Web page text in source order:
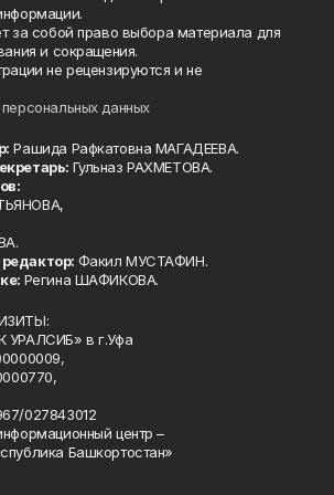
за собой право выбора материала для
и сокращения.
не рецензируются и не
данных
Рашида Рафкатовна МАГАДЕЕВА.
Гульназ РАХМЕТОВА.
Факил МУСТАФИН.
Регина ШАФИКОВА.
УРАЛСИБ» в г.Уфа
027843012
центр –
Башкортостан»